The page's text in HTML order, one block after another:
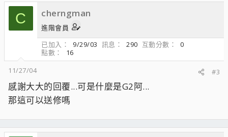
C cherngman
進階會員
已加入
9/29/03 訊息 290 互動分數
0
點數
16
11/27/04
#3
感謝大大的回覆...可是什麼是G2阿...
那這可以送修嗎